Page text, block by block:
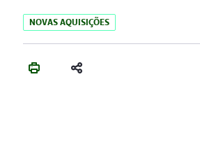
NOVAS AQUISIÇÕES